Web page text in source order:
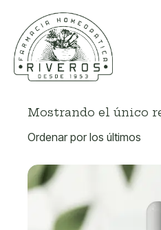
Mostrando el único